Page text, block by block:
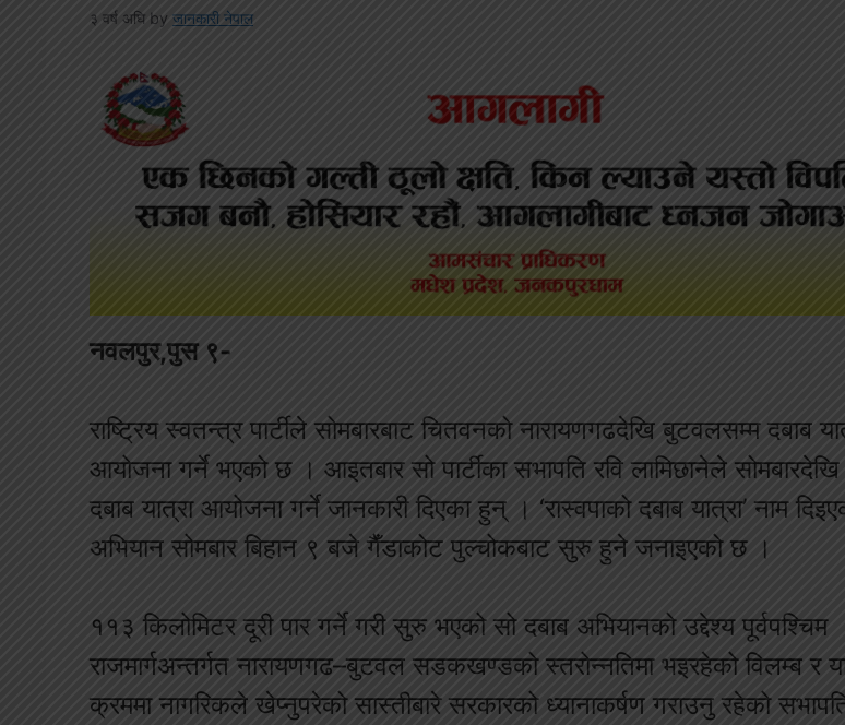
३ वर्ष अघि by जानकारी नेपाल
नवलपुर,पुस ९-
राष्ट्रिय स्वतन्त्र पार्टीले सोमबारबाट चितवनको नारायणगढदेखि बुटवलसम्म दबाब
आयोजना गर्ने भएको छ । आइतबार सो पार्टीका सभापति रवि लामिछानेले
दबाब यात्रा आयोजना गर्ने जानकारी दिएका हुन् । ‘रास्वपाको दबाब यात्रा’ नाम
अभियान सोमबार बिहान ९ बजे गैँडाकोट पुल्चोकबाट सुरु हुने जनाइएको छ ।
११३ किलोमिटर दूरी पार गर्ने गरी सुरु भएको सो दबाब अभियानको उद्देश्य पूर्वपश्चिम
राजमार्गअन्तर्गत नारायणगढ–बुटवल सडकखण्डको स्तरोन्नतिमा भइरहेको विलम्ब र
क्रममा नागरिकले खेप्नुपरेको सास्तीबारे सरकारको ध्यानाकर्षण गराउनु रहेको